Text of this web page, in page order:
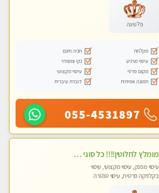
פלטינה
מקלחת
חניה חינם
עיסוי מרגיע
נקי ומסודר
מקום פרטי
עיסוי מקצועי
תמונה אמיתית
דוברת עיברית
055-4531897
מומלץ לחלוטין!!!! כל סוגי העיסויים מעסה מקצועית ואיכותית פרטי!!!
עיסוי מפנק, עיסוי מקצועי, עיסוי
בקלניקה פרטית, עיסוי טנטרה